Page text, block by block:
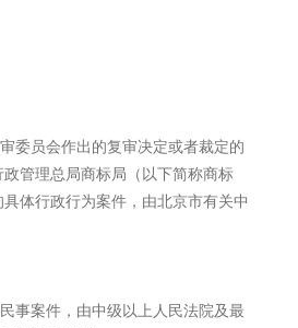
委员会作出的复审决定或者裁定的
管理总局商标局（以下简称商标
体行政行为案件，由北京市有关中
事案件，由中级以上人民法院及最